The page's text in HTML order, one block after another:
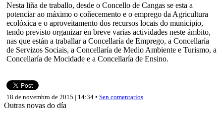
Nesta liña de traballo, desde o Concello de Cangas se esta a
potenciar ao máximo o coñecemento e o emprego da Agricultura
ecolóxica e o aproveitamento dos recursos locais do municipio,
tendo previsto organizar en breve varias actividades neste ámbito,
nas que están a traballar a Concellaría de Emprego, a Concellaría
de Servizos Sociais, a Concellaría de Medio Ambiente e Turismo, a
Concellaría de Mocidade e a Concellaría de Ensino.
18 de novembro de 2015 | 14:34 • Sen comentarios
Outras novas do día